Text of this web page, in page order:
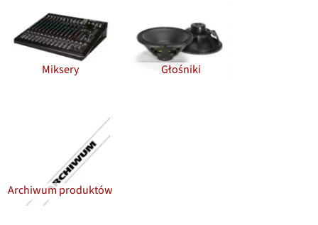
Miksery Głośniki
Archiwum produktów